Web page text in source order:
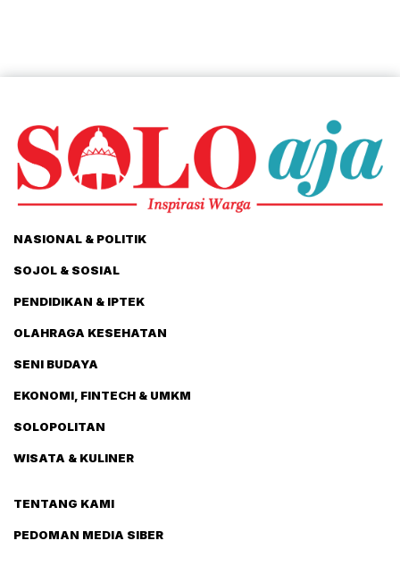
NASIONAL & POLITIK
SOJOL & SOSIAL
PENDIDIKAN & IPTEK
OLAHRAGA KESEHATAN
SENI BUDAYA
EKONOMI, FINTECH & UMKM
SOLOPOLITAN
WISATA & KULINER
TENTANG KAMI
PEDOMAN MEDIA SIBER